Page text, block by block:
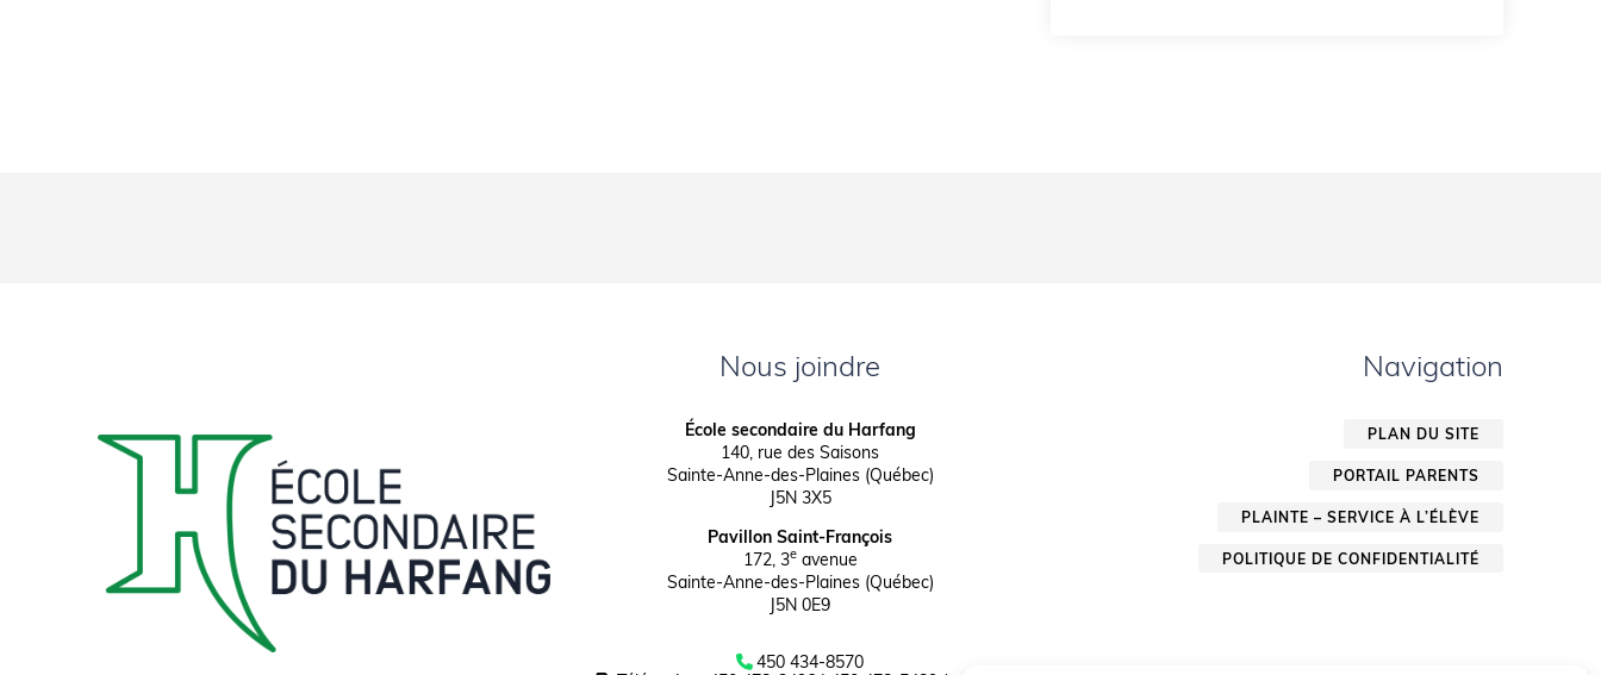
Nous joindre
École secondaire du Harfang
140, rue des Saisons
Sainte-Anne-des-Plaines (Québec)
J5N 3X5
Pavillon Saint-François
172, 3eavenue
Sainte-Anne-des-Plaines (Québec)
J5N 0E9
450 434-8570
Navigation
PLAN DU SITE
PORTAIL PARENTS
PLAINTE – SERVICE À L’ÉLÈVE
POLITIQUE DE CONFIDENTIALITÉ